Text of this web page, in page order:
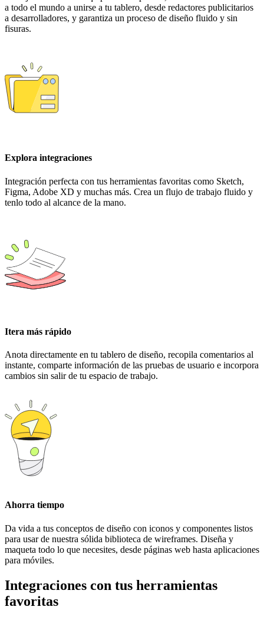
a todo el mundo a unirse a tu tablero, desde redactores publicitarios
a desarrolladores, y garantiza un proceso de diseño fluido y sin
fisuras.
Explora integraciones
Integración perfecta con tus herramientas favoritas como Sketch,
Figma, Adobe XD y muchas más. Crea un flujo de trabajo fluido y
tenlo todo al alcance de la mano.
Itera más rápido
Anota directamente en tu tablero de diseño, recopila comentarios al
instante, comparte información de las pruebas de usuario e incorpora
cambios sin salir de tu espacio de trabajo.
Ahorra tiempo
Da vida a tus conceptos de diseño con iconos y componentes listos
para usar de nuestra sólida biblioteca de wireframes. Diseña y
maqueta todo lo que necesites, desde páginas web hasta aplicaciones
para móviles.
Integraciones con tus herramientas
favoritas